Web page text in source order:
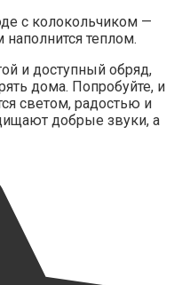
с колокольчиком —
наполнится теплом.
и доступный обряд,
дома. Попробуйте, и
светом, радостью и
добрые звуки, а